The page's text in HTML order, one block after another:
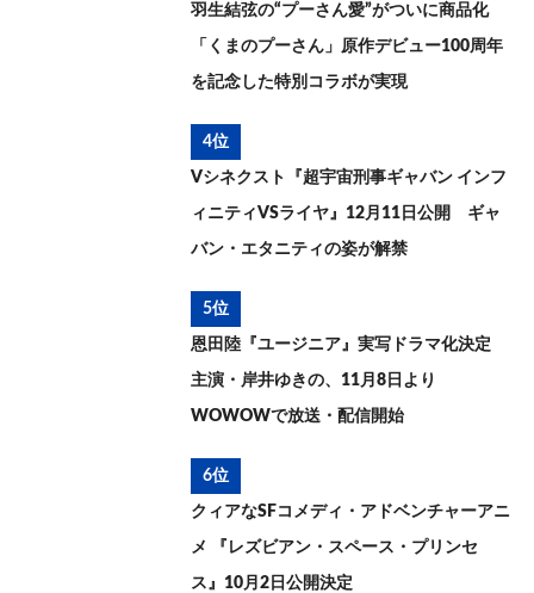
羽生結弦の“プーさん愛”がついに商品化
「くまのプーさん」原作デビュー100周年
を記念した特別コラボが実現
4位
Vシネクスト『超宇宙刑事ギャバン インフ
ィニティVSライヤ』12月11日公開 ギャ
バン・エタニティの姿が解禁
5位
恩田陸『ユージニア』実写ドラマ化決定
主演・岸井ゆきの、11月8日より
WOWOWで放送・配信開始
6位
クィアなSFコメディ・アドベンチャーアニ
メ 『レズビアン・スペース・プリンセ
ス』10月2日公開決定